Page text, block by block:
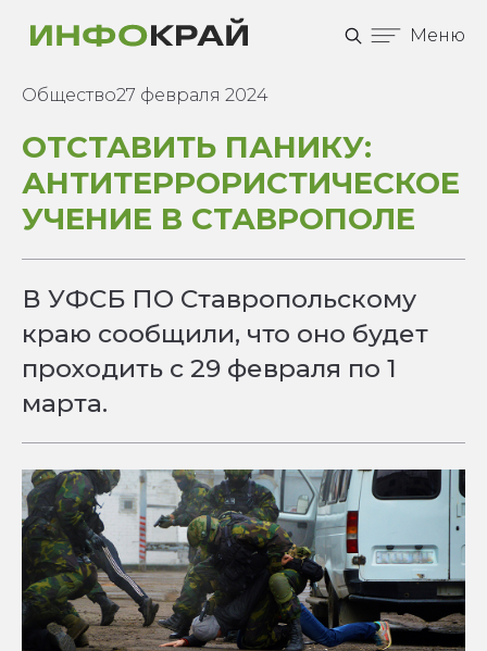
Меню
Общество27 февраля 2024
ОТСТАВИТЬ ПАНИКУ:
АНТИТЕРРОРИСТИЧЕСКОЕ
УЧЕНИЕ В СТАВРОПОЛЕ
В УФСБ ПО Ставропольскому
краю сообщили, что оно будет
проходить с 29 февраля по 1
марта.